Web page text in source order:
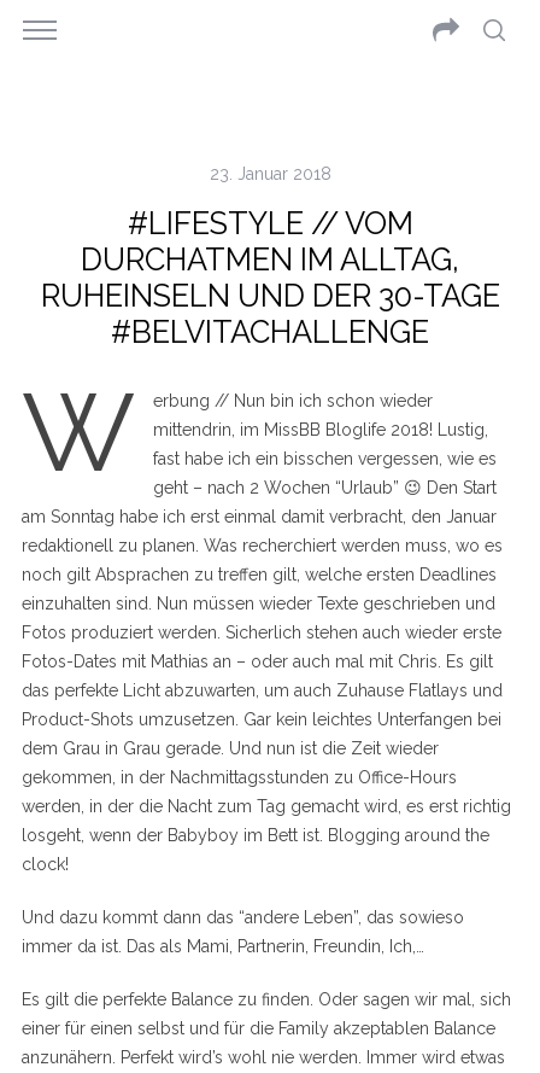
23. Januar 2018
#LIFESTYLE // VOM
DURCHATMEN IM ALLTAG,
RUHEINSELN UND DER 30-TAGE
#BELVITACHALLENGE
W
erbung // Nun bin ich schon wieder
mittendrin, im MissBB Bloglife 2018! Lustig,
fast habe ich ein bisschen vergessen, wie es
geht – nach 2 Wochen “Urlaub” 😉 Den Start
am Sonntag habe ich erst einmal damit verbracht, den Januar
redaktionell zu planen. Was recherchiert werden muss, wo es
noch gilt Absprachen zu treffen gilt, welche ersten Deadlines
einzuhalten sind. Nun müssen wieder Texte geschrieben und
Fotos produziert werden. Sicherlich stehen auch wieder erste
Fotos-Dates mit Mathias an – oder auch mal mit Chris. Es gilt
das perfekte Licht abzuwarten, um auch Zuhause Flatlays und
Product-Shots umzusetzen. Gar kein leichtes Unterfangen bei
dem Grau in Grau gerade. Und nun ist die Zeit wieder
gekommen, in der Nachmittagsstunden zu Office-Hours
werden, in der die Nacht zum Tag gemacht wird, es erst richtig
losgeht, wenn der Babyboy im Bett ist. Blogging around the
clock!
Und dazu kommt dann das “andere Leben”, das sowieso
immer da ist. Das als Mami, Partnerin, Freundin, Ich,…
Es gilt die perfekte Balance zu finden. Oder sagen wir mal, sich
einer für einen selbst und für die Family akzeptablen Balance
anzunähern. Perfekt wird’s wohl nie werden. Immer wird etwas